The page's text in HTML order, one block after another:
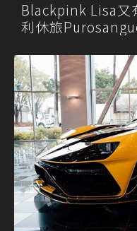
Blackpink Lisa又
利休旅